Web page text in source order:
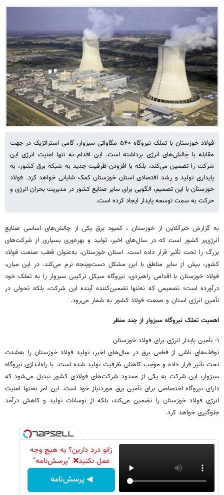
فولاد خوزستان با تملک نیروگاه ۵۴۰ مگاواتی سبزوار، گامی استراتژیک در جهت
مقابله با چالش‌های انرژی برداشته است. این اقدام نه تنها امنیت انرژی این
شرکت را تضمین می‌کند، بلکه با افزودن ظرفیت جدید به شبکه برق کشور، به
پایداری تولید و رشد اقتصادی استان خوزستان کمک شایانی خواهد کرد. فولاد
خوزستان با این تصمیم، الگویی برای سایر صنایع کشور در مدیریت بحران انرژی و
حرکت به سمت توسعه پایدار ایجاد کرده است.
به گزارش خبرآنلاین از خوزستان ، کمبود برق یکی از چالش‌های اساسی صنایع
انرژی‌بر کشور است که در سال‌های اخیر، تولید و بهره‌وری بسیاری از شرکت‌های
بزرگ را تحت تأثیر قرار داده است. استان خوزستان، به‌عنوان قطب صنعت فولاد
کشور، بیش از سایر مناطق با این مشکل دست‌وپنجه نرم می‌کند. در این میان،
فولاد خوزستان با اقدامی راهبردی، نیروگاه سیکل ترکیبی سبزوار را به تملک خود
درآورده است؛ تصمیمی که نه‌تنها تضمین‌کننده آینده این شرکت، بلکه تحولی در
تأمین انرژی استان و صنعت فولاد کشور به شمار می‌رود.
اهمیت تملک نیروگاه سبزوار از چند منظر
۱- تأمین پایدار انرژی برای فولاد خوزستان
توقف‌های ناشی از قطعی برق در سال‌های اخیر، تولید فولاد خوزستان را به‌شدت
تحت تأثیر قرار داده و موجب کاهش ظرفیت تولید شده است. با راه‌اندازی نیروگاه
سبزوار، این شرکت به یکی از معدود شرکت‌های فولادی کشور تبدیل می‌شود که
دارای نیروگاه اختصاصی برای تأمین برق موردنیاز خود است. این امر نه‌تنها امنیت
انرژی فولاد خوزستان را تضمین می‌کند، بلکه از نوسانات تولید و کاهش درآمد
جلوگیری خواهد کرد.
زانو درد دارین؟ به هیچ وجه
عمل نکنید❌ "پرسش‌نامه"
◀ پرسش‌نامه